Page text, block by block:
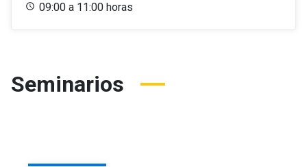
09:00 a 11:00 horas
Seminarios